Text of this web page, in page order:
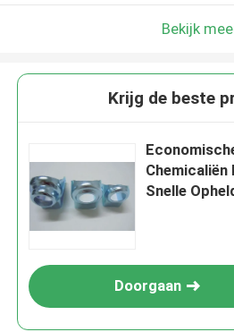
Bekijk
Krijg de beste
Snelle
Doorgaan